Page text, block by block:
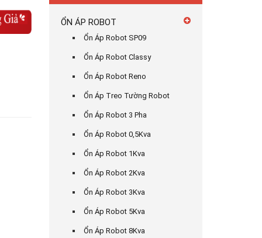
ỔN ÁP ROBOT
Ổn Áp Robot SP09
Ổn Áp Robot Classy
Ổn Áp Robot Reno
Ổn Áp Treo Tường Robot
Ổn Áp Robot 3 Pha
Ổn Áp Robot 0,5Kva
Ổn Áp Robot 1Kva
Ổn Áp Robot 2Kva
Ổn Áp Robot 3Kva
Ổn Áp Robot 5Kva
Ổn Áp Robot 8Kva